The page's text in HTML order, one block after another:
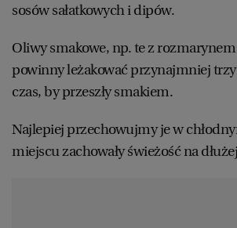
sosów sałatkowych i dipów.
Oliwy smakowe, np. te z
powinny leżakować przynajmniej
czas, by przeszły smakiem.
Najlepiej przechowujmy je w
miejscu zachowały świeżość na